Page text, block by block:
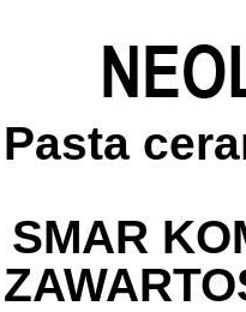
Pasta
SMAR